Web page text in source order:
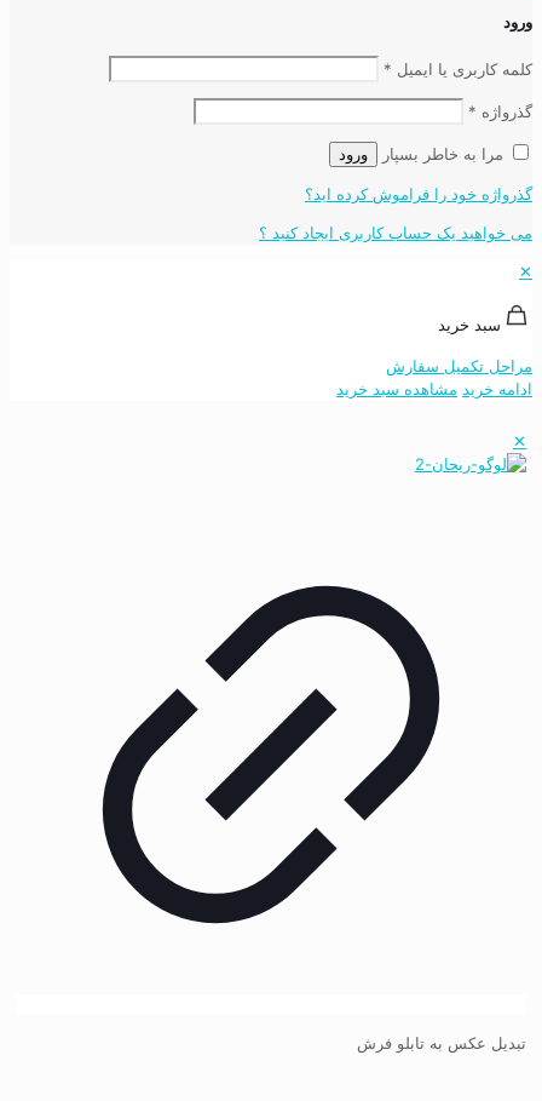
ورود
کلمه کاربری یا ایمیل *
گذرواژه *
مرا به خاطر بسپار ورود
گذرواژه خود را فراموش کرده اید؟
می خواهید یک حساب کاربری ایجاد کنید ؟
✕
سبد خرید
مراحل تکمیل سفارش
ادامه خرید مشاهده سبد خرید
✕
تبدیل عکس به تابلو فرش